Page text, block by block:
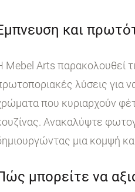
και
Mebel Arts παρακολουθεί
λύσεις για
που κυριαρχούν
Ανακαλύψτε
μια κομψή
μπορείτε να